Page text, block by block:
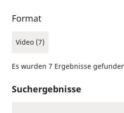
Format
Video (7)
Es wurden 7 Ergebnisse
Suchergebnisse